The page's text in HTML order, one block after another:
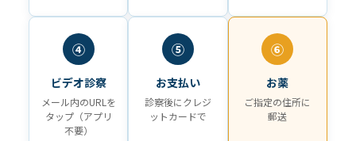
④
ビデオ診察
メール内のURLを
タップ（アプリ
不要）
⑤
お支払い
診察後にクレジ
ットカードで
⑥
お薬
ご指定の住所に
郵送